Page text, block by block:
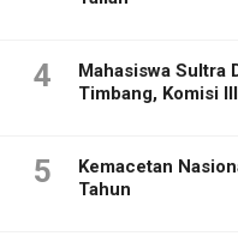
4
Mahasiswa Sultra
Timbang, Komisi
5
Kemacetan
Tahun